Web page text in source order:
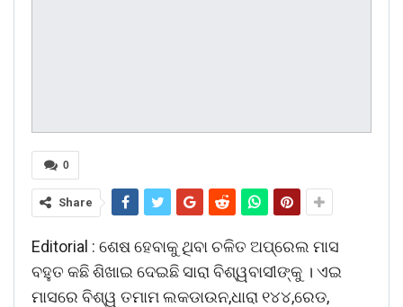
0
Share
Editorial : ଶେଷ ହେବାକୁ ଥିବା ଚଳିତ ଅପ୍ରେଲ ମାସ
ବହୁତ କଛି ଶିଖାଇ ଦେଇଛି ସାରା ବିଶ୍ୱବାସୀଙ୍କୁ । ଏଇ
ମାସରେ ବିଶ୍ୱ ତମାମ ଲକଡାଉନ,ଧାରା ୧୪୪,ରେଡ,